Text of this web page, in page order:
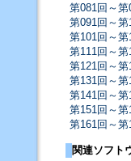
第081回～第
第091回～第
第101回～第
第111回～第
第121回～第
第131回～第
第141回～第
第151回～第
第161回～第
関連ソフト